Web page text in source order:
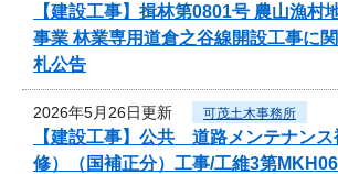
【建設工事】揖林第0801号 農山漁村
事業 林業専用道倉之谷線開設工事に
札公告
2026年5月26日更新 可茂土木事務所
【建設工事】公共 道路メンテナンス
修）（国補正分）工事/工維3第